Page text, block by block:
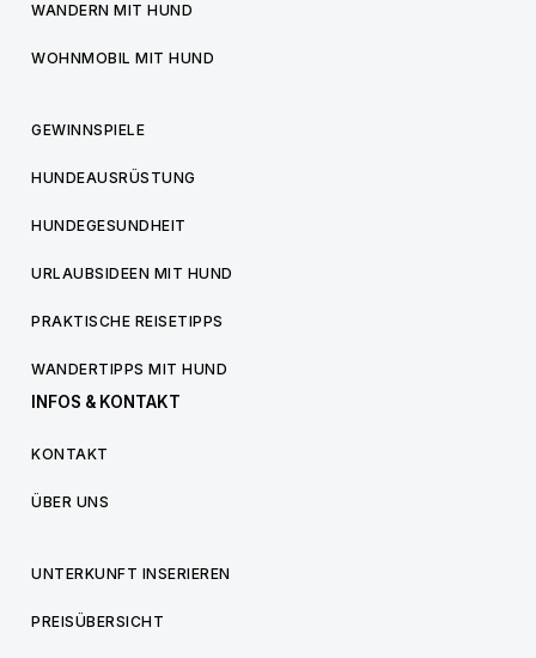
WANDERN MIT HUND
WOHNMOBIL MIT HUND
GEWINNSPIELE
HUNDEAUSRÜSTUNG
HUNDEGESUNDHEIT
URLAUBSIDEEN MIT HUND
PRAKTISCHE REISETIPPS
WANDERTIPPS MIT HUND
INFOS & KONTAKT
KONTAKT
ÜBER UNS
UNTERKUNFT INSERIEREN
PREISÜBERSICHT